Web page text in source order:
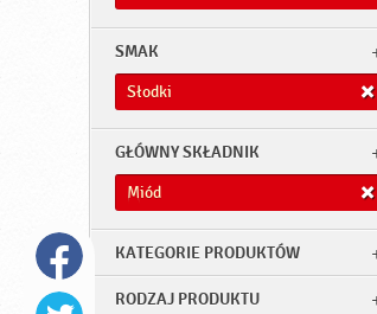
SMAK
Słodki
GŁÓWNY SKŁADNIK
Miód
KATEGORIE PRODUKTÓW
RODZAJ PRODUKTU